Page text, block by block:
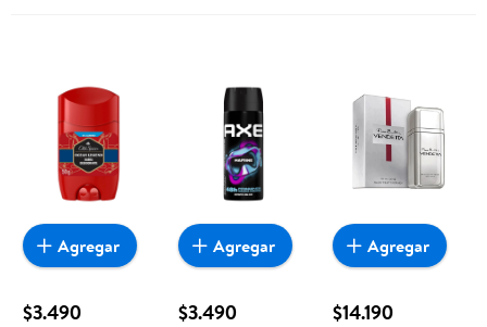
$3.490
Agregar
$3.490
Agregar
$14.190
Agregar